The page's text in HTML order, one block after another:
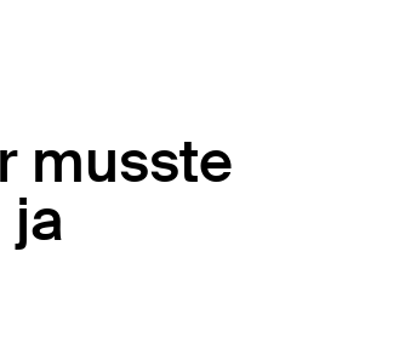
musste